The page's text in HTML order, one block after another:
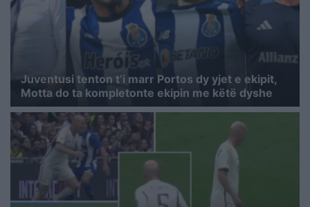
Juventusi tenton t’i marr Portos dy yjet e ekipit,
Motta do ta kompletonte ekipin me këtë dyshe